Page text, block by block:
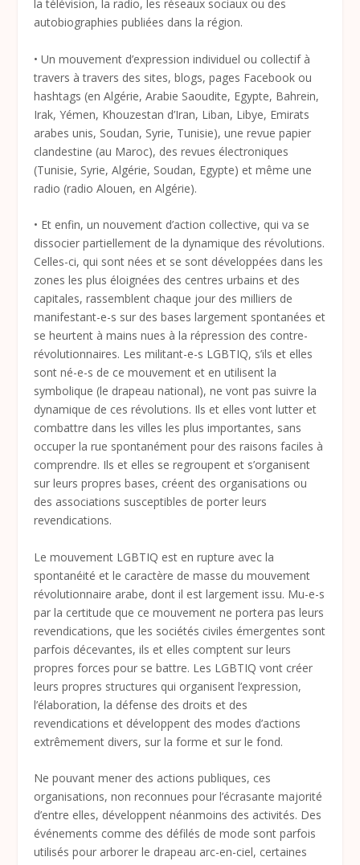
la télévision, la radio, les réseaux sociaux ou des
autobiographies publiées dans la région.
• Un mouvement d’expression individuel ou collectif à
travers à travers des sites, blogs, pages Facebook ou
hashtags (en Algérie, Arabie Saoudite, Egypte, Bahrein,
Irak, Yémen, Khouzestan d’Iran, Liban, Libye, Emirats
arabes unis, Soudan, Syrie, Tunisie), une revue papier
clandestine (au Maroc), des revues électroniques
(Tunisie, Syrie, Algérie, Soudan, Egypte) et même une
radio (radio Alouen, en Algérie).
• Et enfin, un nouvement d’action collective, qui va se
dissocier partiellement de la dynamique des révolutions.
Celles-ci, qui sont nées et se sont développées dans les
zones les plus éloignées des centres urbains et des
capitales, rassemblent chaque jour des milliers de
manifestant-e-s sur des bases largement spontanées et
se heurtent à mains nues à la répression des contre-
révolutionnaires. Les militant-e-s LGBTIQ, s’ils et elles
sont né-e-s de ce mouvement et en utilisent la
symbolique (le drapeau national), ne vont pas suivre la
dynamique de ces révolutions. Ils et elles vont lutter et
combattre dans les villes les plus importantes, sans
occuper la rue spontanément pour des raisons faciles à
comprendre. Ils et elles se regroupent et s’organisent
sur leurs propres bases, créent des organisations ou
des associations susceptibles de porter leurs
revendications.
Le mouvement LGBTIQ est en rupture avec la
spontanéité et le caractère de masse du mouvement
révolutionnaire arabe, dont il est largement issu. Mu-e-s
par la certitude que ce mouvement ne portera pas leurs
revendications, que les sociétés civiles émergentes sont
parfois décevantes, ils et elles comptent sur leurs
propres forces pour se battre. Les LGBTIQ vont créer
leurs propres structures qui organisent l’expression,
l’élaboration, la défense des droits et des
revendications et développent des modes d’actions
extrêmement divers, sur la forme et sur le fond.
Ne pouvant mener des actions publiques, ces
organisations, non reconnues pour l’écrasante majorité
d’entre elles, développent néanmoins des activités. Des
événements comme des défilés de mode sont parfois
utilisés pour arborer le drapeau arc-en-ciel, certaines